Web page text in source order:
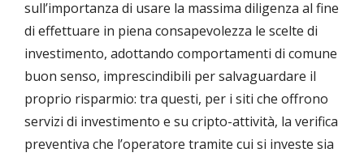
sull’importanza di usare la massima diligenza al fine
di effettuare in piena consapevolezza le scelte di
investimento, adottando comportamenti di comune
buon senso, imprescindibili per salvaguardare il
proprio risparmio: tra questi, per i siti che offrono
servizi di investimento e su cripto-attività, la verifica
preventiva che l’operatore tramite cui si investe sia